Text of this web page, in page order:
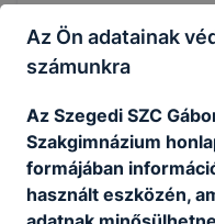
Az Ön adatainak
számunkra
Az Szegedi SZC
Szakgimnázium
formájában
használt eszközén,